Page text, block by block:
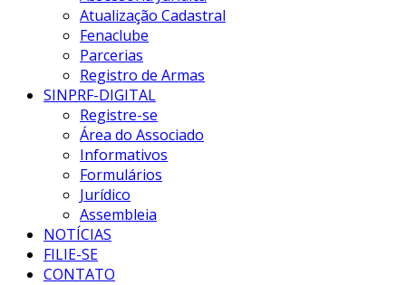
Atualização Cadastral
Fenaclube
Parcerias
Registro de Armas
SINPRF-DIGITAL
Registre-se
Área do Associado
Informativos
Formulários
Jurídico
Assembleia
NOTÍCIAS
FILIE-SE
CONTATO